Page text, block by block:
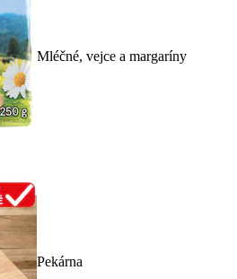
Mléčné, vejce a margaríny
Pekárna